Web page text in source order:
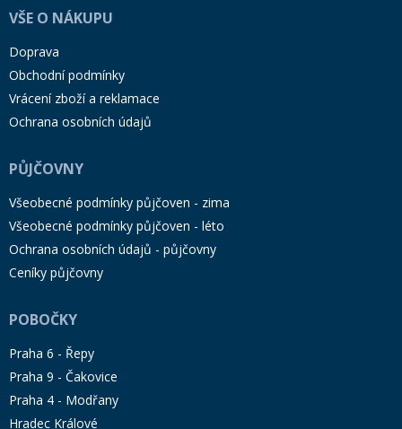
VŠE O NÁKUPU
Doprava
Obchodní podmínky
Vrácení zboží a reklamace
Ochrana osobních údajů
PŮJČOVNY
Všeobecné podmínky půjčoven - zima
Všeobecné podmínky půjčoven - léto
Ochrana osobních údajů - půjčovny
Ceníky půjčovny
POBOČKY
Praha 6 - Řepy
Praha 9 - Čakovice
Praha 4 - Modřany
Hradec Králové